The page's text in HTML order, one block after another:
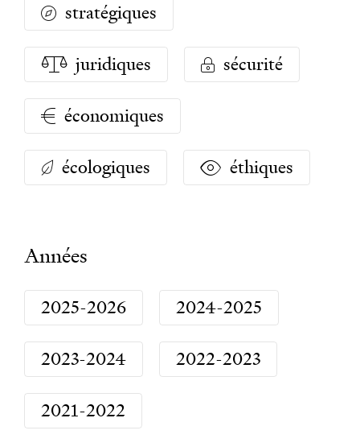
stratégiques
juridiques sécurité
économiques
écologiques éthiques
Années
2025-2026 2024-2025
2023-2024 2022-2023
2021-2022